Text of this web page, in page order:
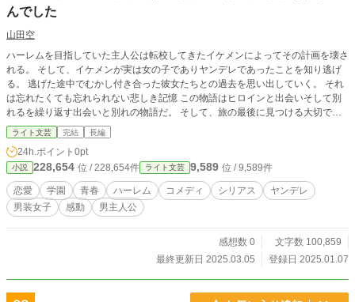
んでした
山田空
ハーレムを目指していた主人公は転校してきたイケメンによってその計画を壊さ
れる。 そして、イケメンが実は女の子でありヤンデレであったことを知り逃げ
る。 逃げた途中でむかし付き合った彼女たちとの過去を思い出していく。 それ
は忘れたくても忘れられない悲しき記憶 この物語はヒロインと出会いそして別
れるを繰り返す出会いと別れの物語だ。 そして、旅の最後に見つける大切で当
たり前なものとは
ライト文芸 完結 長編
24h.ポイント 0pt
小説 228,654 位 / 228,654件 ライト文芸 9,589 位 / 9,589件
恋愛 学園 青春 ハーレム コメディ シリアス
ヤンデレ
男装女子
感動 男主人公
感想数 0
文字数 100,859
最終更新日 2025.03.05
登録日 2025.01.07